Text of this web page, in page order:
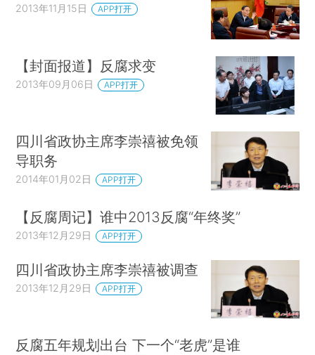
2013年11月15日 APP打开
【封面报道】反腐求变
2013年09月06日 APP打开
四川省政协主席李崇禧被免领
导职务
2014年01月02日 APP打开
【反腐周记】谁中2013反腐“年终奖”
2013年12月29日 APP打开
四川省政协主席李崇禧被调查
2013年12月29日 APP打开
反腐五年规划出台 下一个“老虎”是谁